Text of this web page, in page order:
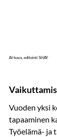
AI-kuva, editointi SHAY
Vuoden yksi
tapaaminen
Työelämä- ja